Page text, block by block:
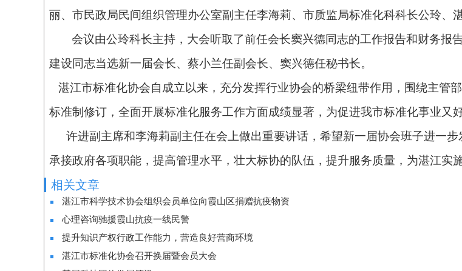
丽、市民政局民间组织管理办公室副主任李海莉、市质监局标准化科科长公玲、
会议由公玲科长主持，大会听取了前任会长窦兴德同志的工作报告和财务
建设同志当选新一届会长、蔡小兰任副会长、窦兴德任秘书长。
湛江市标准化协会自成立以来，充分发挥行业协会的桥梁纽带作用，围绕主管
标准制修订，全面开展标准化服务工作方面成绩显著，为促进我市标准化事业又
许进副主席和李海莉副主任在会上做出重要讲话，希望新一届协会班子进一
承接政府各项职能，提高管理水平，壮大标协的队伍，提升服务质量，为湛江实
相关文章
湛江市科学技术协会组织会员单位向霞山区捐赠抗疫物资
心理咨询驰援霞山抗疫一线民警
提升知识产权行政工作能力，营造良好营商环境
湛江市标准化协会召开换届暨会员大会